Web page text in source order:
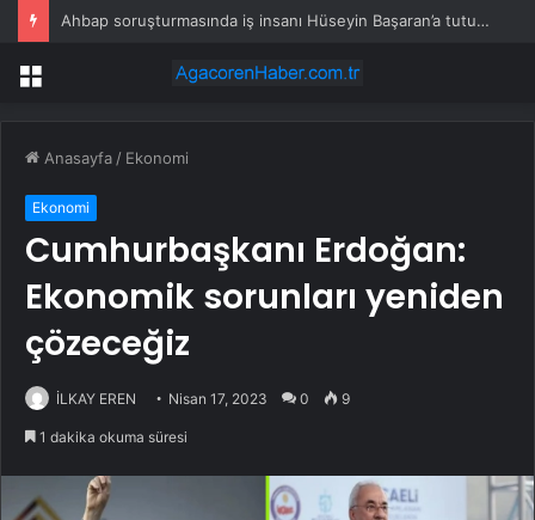
Ahbap soruşturmasında iş insanı Hüseyin Başaran’a tutuklama talebi
Menü
Anasayfa / Ekonomi
Ekonomi
Cumhurbaşkanı Erdoğan:
Ekonomik sorunları yeniden
çözeceğiz
İLKAY EREN Nisan 17, 2023 0 9
1 dakika okuma süresi